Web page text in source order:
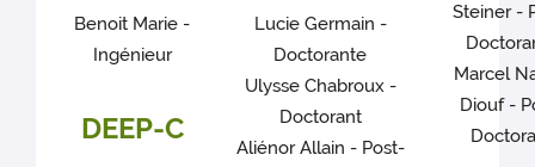
Benoit Marie -
Ingénieur
DEEP-C
Lucie Germain -
Doctorante
Ulysse Chabroux -
Doctorant
Aliénor Allain - Post-
Steiner -
Marcel
Diouf -